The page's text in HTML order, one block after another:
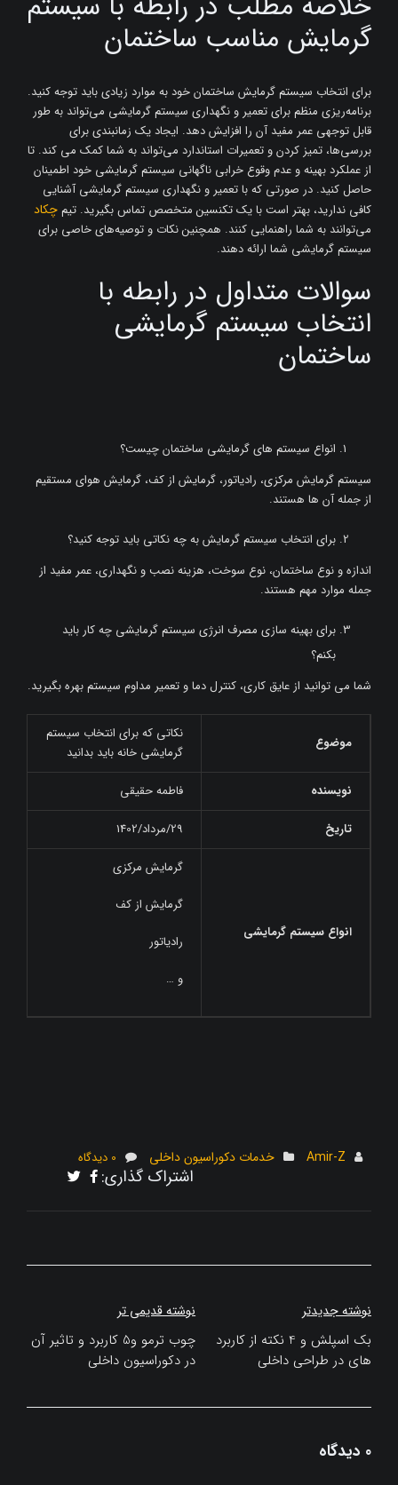
گرمایش مناسب ساختمان
برای انتخاب سیستم گرمایش ساختمان خود به موارد زیادی باید توجه کنید.
برنامه‌ریزی منظم برای تعمیر و نگهداری سیستم گرمایشی می‌تواند به طور
قابل توجهی عمر مفید آن را افزایش دهد. ایجاد یک زمانبندی برای
بررسی‌ها، تمیز کردن و تعمیرات استاندارد می‌تواند به شما کمک می کند. تا
از عملکرد بهینه و عدم وقوع خرابی ناگهانی سیستم گرمایشی خود اطمینان
حاصل کنید. در صورتی که با تعمیر و نگهداری سیستم گرمایشی آشنایی
کافی ندارید، بهتر است با یک تکنسین متخصص تماس بگیرید. تیمچکاد
می‌توانند به شما راهنمایی کنند. همچنین نکات و توصیه‌های خاصی برای
سیستم گرمایشی شما ارائه دهند.
سوالات متداول در رابطه با
انتخاب سیستم گرمایشی
ساختمان
انواع سیستم های گرمایشی ساختمان چیست؟
سیستم گرمایش مرکزی، رادیاتور، گرمایش از کف، گرمایش هوای مستقیم
از جمله آن ها هستند.
برای انتخاب سیستم گرمایش به چه نکاتی باید توجه کنید؟
اندازه و نوع ساختمان، نوع سوخت، هزینه نصب و نگهداری، عمر مفید از
جمله موارد مهم هستند.
برای بهینه سازی مصرف انرژی سیستم گرمایشی چه کار باید
بکنم؟
شما می توانید از عایق کاری، کنترل دما و تعمیر مداوم سیستم بهره بگیرید.
موضوع
نکاتی که برای انتخاب سیستم
گرمایشی خانه باید بدانید
نویسنده فاطمه حقیقی
تاریخ 29/مرداد/1402
انواع سیستم گرمایشی
گرمایش مرکزی
گرمایش از کف
رادیاتور
و …
Amir-Z خدمات دکوراسیون داخلی 0 دیدگاه
اشتراک گذاری:
راهبری
نوشته
نوشته قدیمی تر
چوب ترمو و5 کاربرد و تاثیر آن
در دکوراسیون داخلی
نوشته جدیدتر
بک اسپلش و 4 نکته از کاربرد
های در طراحی داخلی
0 دیدگاه